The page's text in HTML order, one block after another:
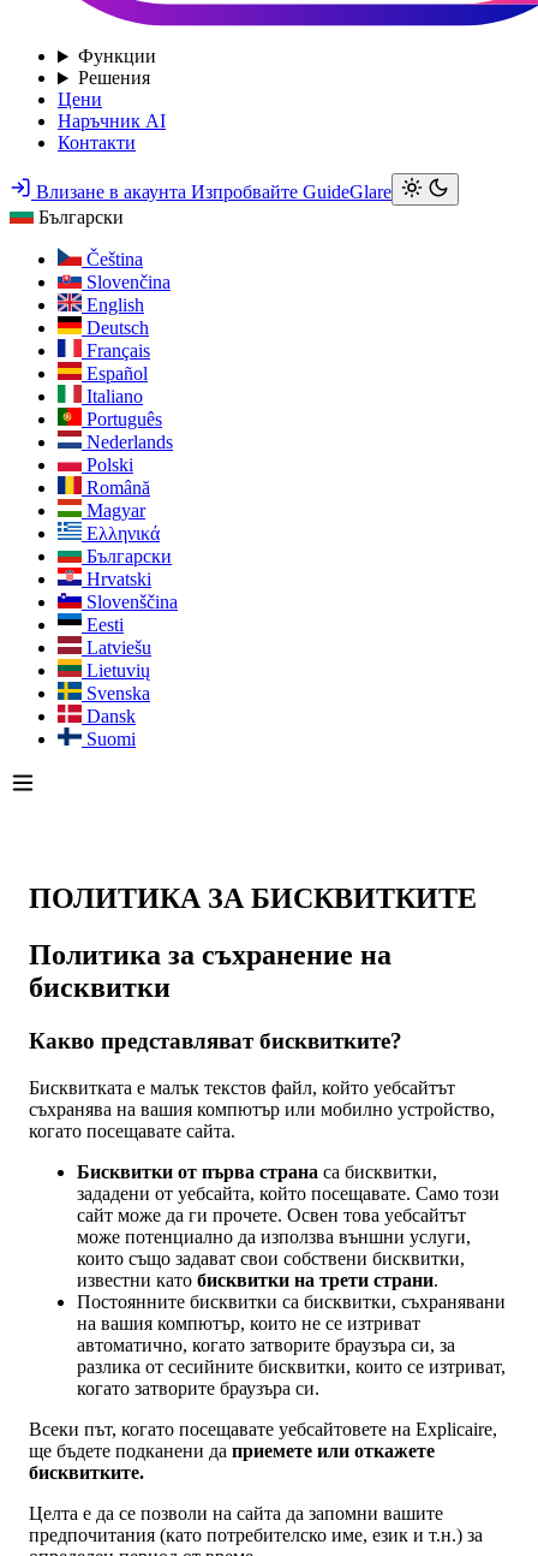
Функции
Решения
Цени
Наръчник AI
Контакти
Влизане в акаунта Изпробвайте GuideGlare
Български
Čeština
Slovenčina
English
Deutsch
Français
Español
Italiano
Português
Nederlands
Polski
Română
Magyar
Ελληνικά
Български
Hrvatski
Slovenščina
Eesti
Latviešu
Lietuvių
Svenska
Dansk
Suomi
ПОЛИТИКА ЗА БИСКВИТКИТЕ
Политика за съхранение на
бисквитки
Какво представляват бисквитките?
Бисквитката е малък текстов файл, който уебсайтът
съхранява на вашия компютър или мобилно устройство,
когато посещавате сайта.
Бисквитки от първа страна са бисквитки,
зададени от уебсайта, който посещавате. Само този
сайт може да ги прочете. Освен това уебсайтът
може потенциално да използва външни услуги,
които също задават свои собствени бисквитки,
известни като бисквитки на трети страни.
Постоянните бисквитки са бисквитки, съхранявани
на вашия компютър, които не се изтриват
автоматично, когато затворите браузъра си, за
разлика от сесийните бисквитки, които се изтриват,
когато затворите браузъра си.
Всеки път, когато посещавате уебсайтовете на Explicaire,
ще бъдете подканени да приемете или откажете
бисквитките.
Целта е да се позволи на сайта да запомни вашите
предпочитания (като потребителско име, език и т.н.) за